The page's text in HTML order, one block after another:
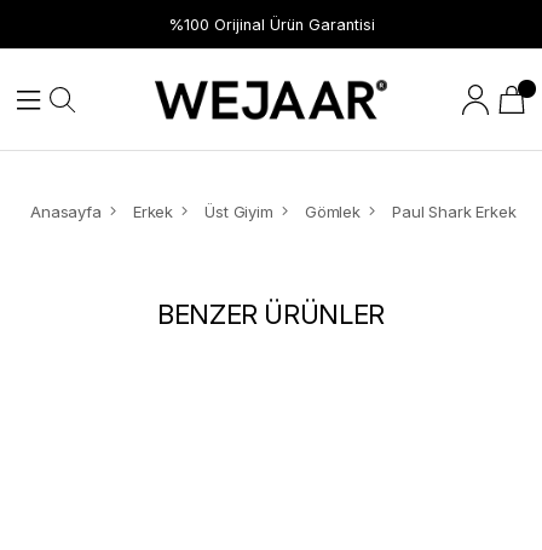
%100 Orijinal Ürün Garantisi
Anasayfa Erkek Üst Giyim Gömlek
BENZER ÜRÜNLER